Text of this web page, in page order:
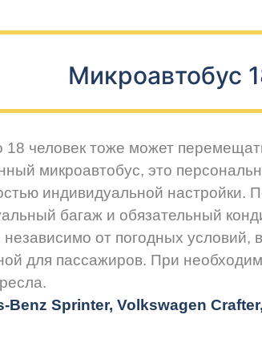
Микроавтобус
18 человек тоже может
микроавтобус, это
индивидуальной настройки.
багаж и обязательный
независимо от погодных условий,
для пассажиров. При
Benz Sprinter, Volkswagen